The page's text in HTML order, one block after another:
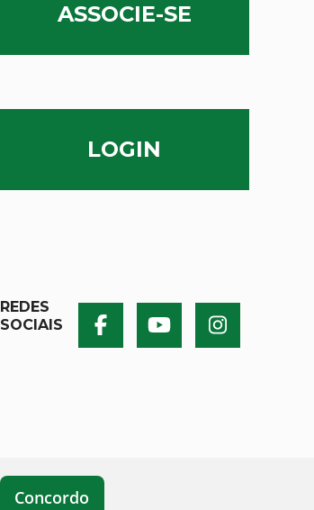
ASSOCIE-SE
LOGIN
REDES
SOCIAIS
Concordo